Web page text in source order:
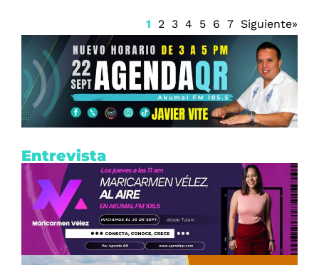
1 2 3 4 5 6 7 Siguiente»
Entrevista